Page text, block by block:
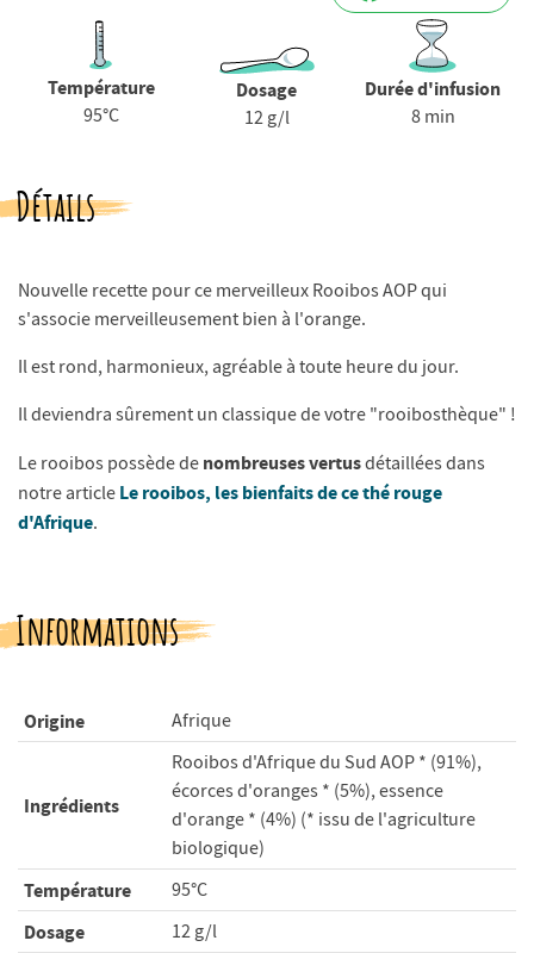
Température
95°C
Dosage
12 g/l
Durée d'infusion
8 min
Détails
Nouvelle recette pour ce merveilleux Rooibos AOP qui
s'associe merveilleusement bien à l'orange.
Il est rond, harmonieux, agréable à toute heure du jour.
Il deviendra sûrement un classique de votre "rooibosthèque" !
Le rooibos possède de nombreuses vertusdétaillées dans
notre article Le rooibos, les bienfaits de ce thé rouge
d'Afrique.
Informations
Origine Afrique
Ingrédients
Rooibos d'Afrique du Sud AOP * (91%),
écorces d'oranges * (5%), essence
d'orange * (4%) (* issu de l'agriculture
biologique)
Température
95°C
Dosage
12 g/l